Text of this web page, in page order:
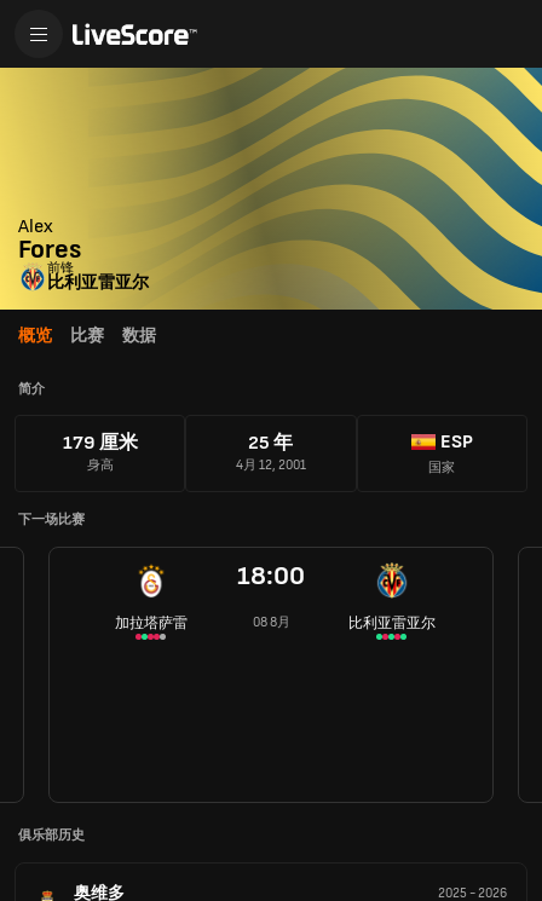
Alex
Fores
前锋
比利亚雷亚尔
概览 比赛 数据
简介
179 厘米
身高
25 年
4月 12, 2001
ESP
国家
下一场比赛
加拉塔萨雷
18:00
08 8月 比利亚雷亚尔
俱乐部历史
奥维多 2025 -2026